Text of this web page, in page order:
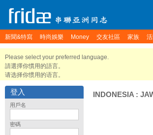
新聞&特寫 時尚娛樂 Money 交友社區 家族
Please select your preferred language.
請選擇你慣用的語言。
请选择你惯用的语言。
登入
用戶名
密碼
INDONESIA :